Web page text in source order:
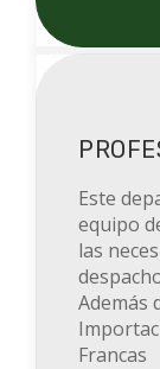
Este
equipo
las
Además
Francas